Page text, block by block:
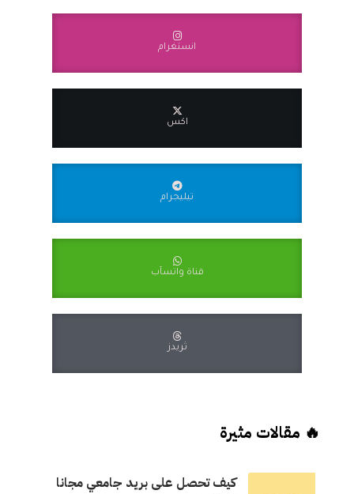
انستغرام
اكس
تيليجرام
قناة واتسآب
ثريدز
🔥 مقالات مثيرة
كيف تحصل على بريد جامعي مجانا